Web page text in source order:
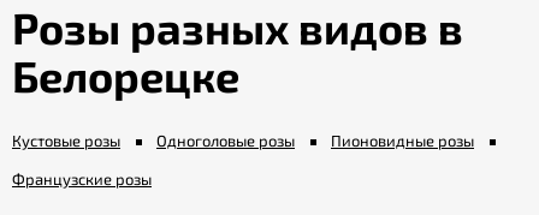
Гарантии
Акции
Розы разных видов в
Белорецке
Кустовые розы Одноголовые розы
Пионовидные розы
Французские розы